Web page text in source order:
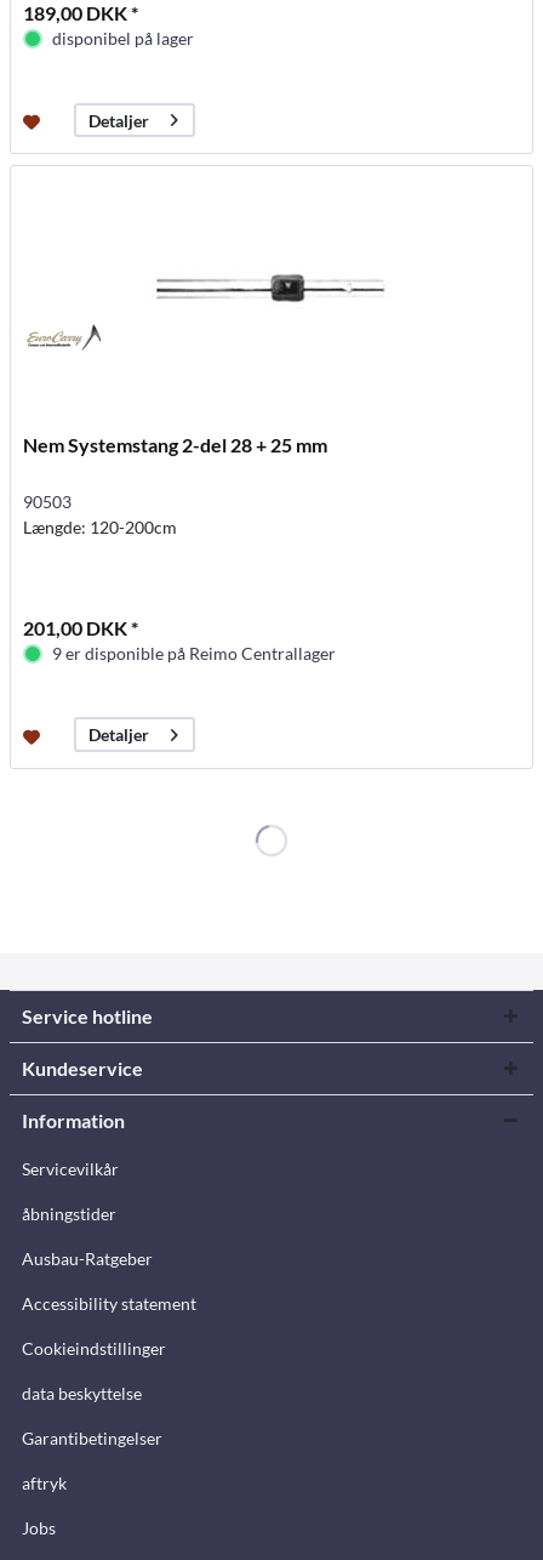
189,00 DKK *
disponibel på lager
Detaljer
Nem Systemstang 2-del 28 + 25 mm
90503
Længde: 120-200cm
201,00 DKK *
9 er disponible på Reimo Centrallager
Detaljer
Service hotline
Kundeservice
Information
Servicevilkår
åbningstider
Ausbau-Ratgeber
Accessibility statement
Cookieindstillinger
data beskyttelse
Garantibetingelser
aftryk
Jobs